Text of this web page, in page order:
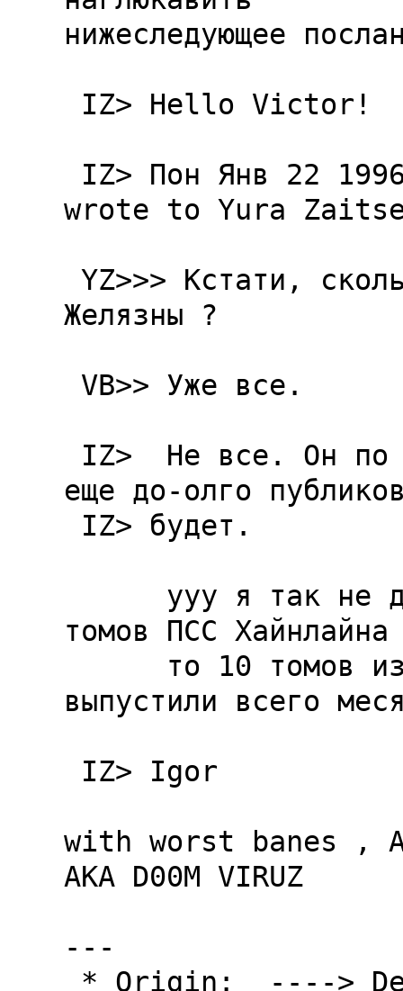
нижеследующее
wrote to Yura
Желязны ?
еще до-олго
томов ПСС
выпустили всего
with worst banes ,
AKA D00M VIRUZ
---